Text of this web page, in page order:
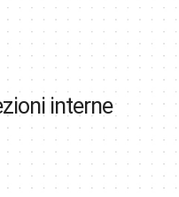
interne